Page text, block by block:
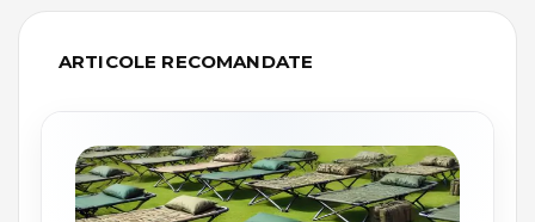
ARTICOLE RECOMANDATE